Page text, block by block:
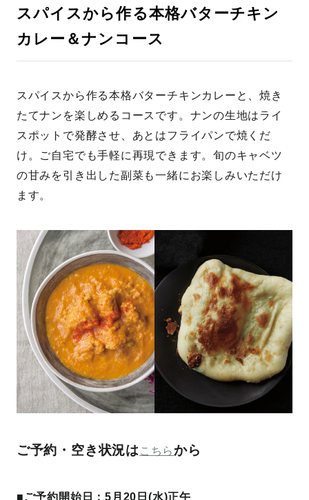
スパイスから作る本格バターチキン
カレー＆ナンコース
スパイスから作る本格バターチキンカレーと、焼き
たてナンを楽しめるコースです。ナンの生地はライ
スポットで発酵させ、あとはフライパンで焼くだ
け。ご自宅でも手軽に再現できます。旬のキャベツ
の甘みを引き出した副菜も一緒にお楽しみいただけ
ます。
ご予約・空き状況は こちらから
■ご予約開始日：5月20日(水)正午